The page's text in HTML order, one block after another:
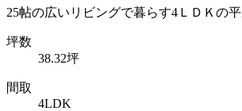
25帖の広いリビングで暮らす4ＬＤＫの
坪数
38.32坪
間取
4LDK